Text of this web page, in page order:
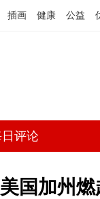
插画 健康 公益
评论
美国加州